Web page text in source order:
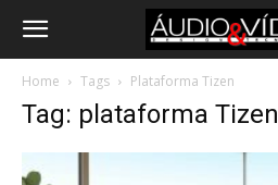
Home Tags Plataforma Tizen
Tag: plataforma Tizen